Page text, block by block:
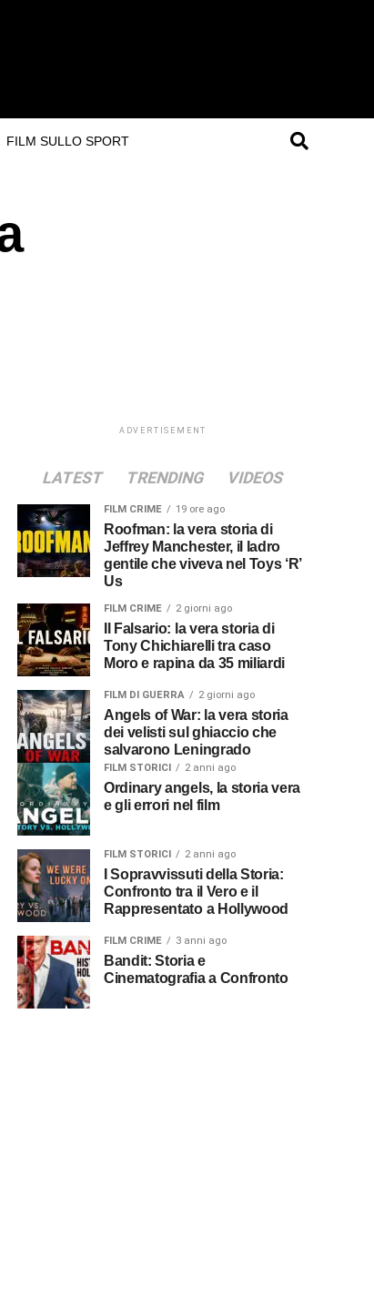
FILM SULLO SPORT
ADVERTISEMENT
LATEST TRENDING VIDEOS
FILM CRIME 19 ore ago
Roofman: la vera storia di
Jeffrey Manchester, il ladro
gentile che viveva nel Toys ‘R’
Us
FILM CRIME 2 giorni ago
Tony Chichiarelli tra caso
Moro e rapina da 35 miliardi
FILM DI GUERRA 2 giorni ago
Angels of War: la vera storia
dei velisti sul ghiaccio che
salvarono Leningrado
FILM STORICI 2 anni ago
Ordinary angels, la storia vera
e gli errori nel film
FILM STORICI 2 anni ago
Confronto tra il Vero e il
Rappresentato a Hollywood
FILM CRIME 3 anni ago
Bandit: Storia e
Cinematografia a Confronto